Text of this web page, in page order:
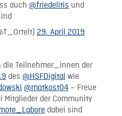
auch @friedelitis und
29. April 2019
die Teilnehmer_innen der
des @HSFDigital wie
@matkost04 – Freue
Mitglieder der Community
dabei sind